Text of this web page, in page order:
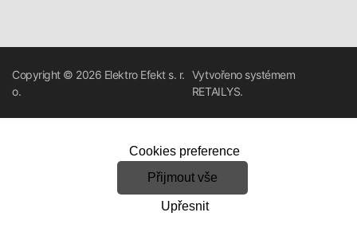
Copyright © 2026 Elektro Efekt s. r.
o.
Vytvořeno systémem
RETAILYS.
Cookies preference
Přijmout vše
Upřesnit